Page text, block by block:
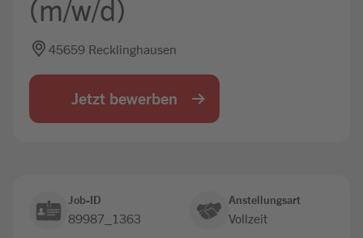
(m/w/d)
45659 Recklinghausen
Jetzt bewerben
Job-ID
89987_1363
Anstellungsart
Vollzeit